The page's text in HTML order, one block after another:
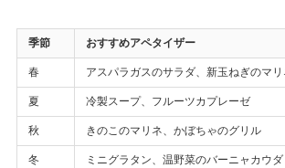
季節 おすすめアペタイザー
春 アスパラガスのサラダ、新玉ねぎのマリ
夏 冷製スープ、フルーツカプレーゼ
秋 きのこのマリネ、かぼちゃのグリル
冬 ミニグラタン、温野菜のバーニャカウダ